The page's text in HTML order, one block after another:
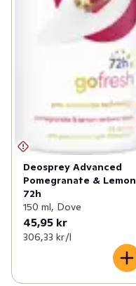
Deosprey Advanced
Pomegranate & Lemon
72h
150 ml, Dove
45,95 kr
306,33 kr /l